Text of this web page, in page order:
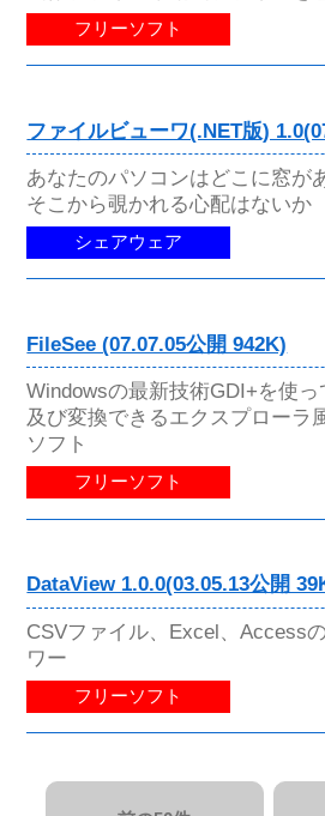
フリーソフト
ファイルビューワ(.NET版)
あなたのパソコンはどこに窓が
そこから覗かれる心配はないか
シェアウェア
FileSee (07.07.05公開 942K)
Windowsの最新技術GDI+を使
及び変換できるエクスプローラ
ソフト
フリーソフト
DataView 1.0.0(03.05.13公開
CSVファイル、Excel、Access
ワー
フリーソフト